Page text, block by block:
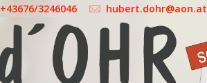
+43676/3246046 hubert.dohr@aon.at